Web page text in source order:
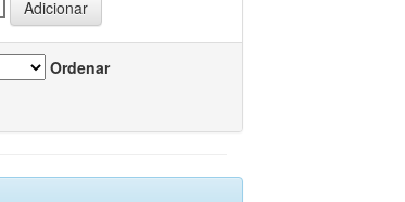
Ordenar